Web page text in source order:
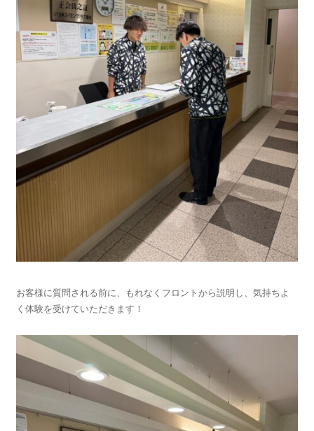
お客様に質問される前に、もれなくフロントから説明し、気持ちよ
く体験を受けていただきます！